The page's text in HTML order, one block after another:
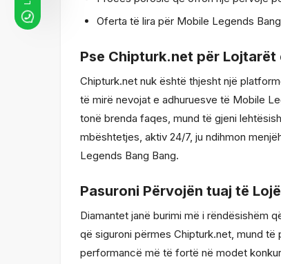
Oferta të lira për Mobile Legends
Pse Chipturk.net për Lojtarët
Chipturk.net nuk është thjesht një
të mirë nevojat e adhuruesve të Mobile
tonë brenda faqes, mund të gjeni
mbështetjes, aktiv 24/7, ju ndihmon
Legends Bang Bang.
Pasuroni Përvojën tuaj të
Diamantet janë burimi më i rëndësishëm
që siguroni përmes Chipturk.net, mund
performancë më të fortë në modet